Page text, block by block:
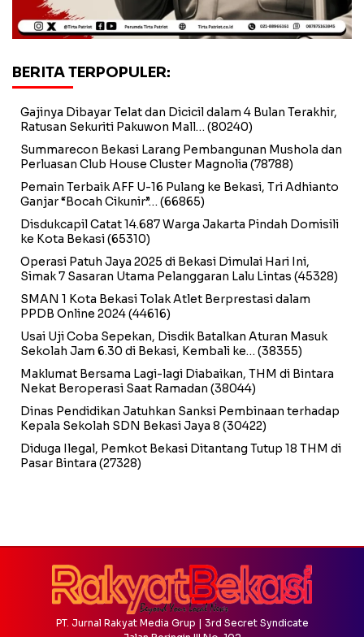
BERITA TERPOPULER:
Gajinya Dibayar Telat dan Dicicil dalam 4 Bulan Terakhir,
Ratusan Sekuriti Pakuwon Mall… (80240)
Summarecon Bekasi Larang Pembangunan Mushola dan
Perluasan Club House Cluster Magnolia (78788)
Pemain Terbaik AFF U-16 Pulang ke Bekasi, Tri Adhianto
Ganjar “Bocah Cikunir”… (66865)
Disdukcapil Catat 14.687 Warga Jakarta Pindah Domisili
ke Kota Bekasi(65310)
Operasi Patuh Jaya 2025 di Bekasi Dimulai Hari Ini,
Simak 7 Sasaran Utama Pelanggaran Lalu Lintas (45328)
SMAN 1 Kota Bekasi Tolak Atlet Berprestasi dalam
PPDB Online 2024(44616)
Usai Uji Coba Sepekan, Disdik Batalkan Aturan Masuk
Sekolah Jam 6.30 di Bekasi, Kembali ke… (38355)
Maklumat Bersama Lagi-lagi Diabaikan, THM di Bintara
Nekat Beroperasi Saat Ramadan (38044)
Dinas Pendidikan Jatuhkan Sanksi Pembinaan terhadap
Kepala Sekolah SDN Bekasi Jaya 8 (30422)
Diduga Ilegal, Pemkot Bekasi Ditantang Tutup 18 THM di
Pasar Bintara (27328)
PT. Jurnal Rakyat Media Grup | 3rd Secret Syndicate